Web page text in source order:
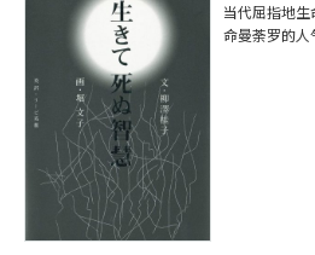
当代屈指地
命曼荼罗的人